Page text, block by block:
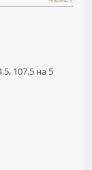
107.5 на 5